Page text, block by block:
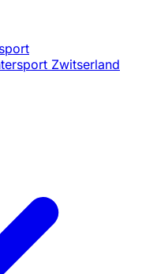
Zwitserland